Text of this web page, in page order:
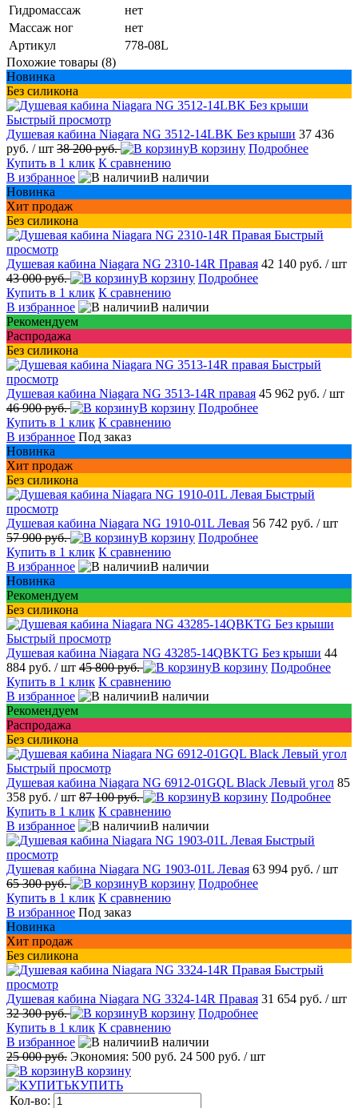
Гидромассаж
нет
Массаж ног
нет
Артикул
778-08L
Похожие товары (8)
Новинка
Без силикона
Быстрый просмотр
Душевая кабина Niagara NG 3512-14LBK Без крыши 37 436
руб. / шт 38 200 руб. В корзину Подробнее
Купить в 1 клик К сравнению
В избранное
В наличии
Новинка
Хит продаж
Без силикона
Быстрый
просмотр
Душевая кабина Niagara NG 2310-14R Правая 42 140 руб. / шт
43 000 руб.
В корзину Подробнее
Купить в 1 клик К сравнению
В избранное
В наличии
Рекомендуем
Распродажа
Без силикона
Быстрый
просмотр
Душевая кабина Niagara NG 3513-14R правая 45 962 руб. / шт
46 900 руб.
В корзину Подробнее
Купить в 1 клик К сравнению
В избранное Под заказ
Новинка
Хит продаж
Без силикона
Быстрый
просмотр
Душевая кабина Niagara NG 1910-01L Левая 56 742 руб. / шт
57 900 руб.
В корзину Подробнее
Купить в 1 клик К сравнению
В избранное
В наличии
Новинка
Рекомендуем
Без силикона
Быстрый просмотр
Душевая кабина Niagara NG 43285-14QBKTG Без крыши 44
884 руб. / шт 45 800 руб. В корзину Подробнее
Купить в 1 клик К сравнению
В избранное
В наличии
Рекомендуем
Распродажа
Без силикона
Быстрый просмотр
Душевая кабина Niagara NG 6912-01GQL Black Левый угол 85
358 руб. / шт 87 100 руб. В корзину Подробнее
Купить в 1 клик К сравнению
В избранное
В наличии
Быстрый
просмотр
Душевая кабина Niagara NG 1903-01L Левая 63 994 руб. / шт
65 300 руб.
В корзину Подробнее
Купить в 1 клик К сравнению
В избранное Под заказ
Новинка
Хит продаж
Без силикона
Быстрый
просмотр
Душевая кабина Niagara NG 3324-14R Правая 31 654 руб. / шт
32 300 руб.
В корзину Подробнее
Купить в 1 клик К сравнению
В избранное
В наличии
25 000 руб. Экономия: 500 руб. 24 500 руб. / шт
В корзину
КУПИТЬ
Кол-во: